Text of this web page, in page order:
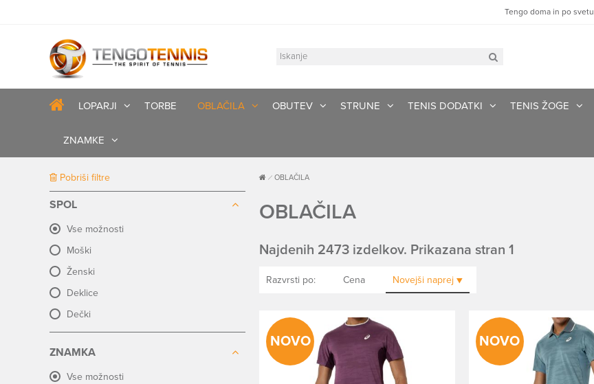
Tengo doma in po svetu
LOPARJI TORBE OBLAČILA OBUTEV STRUNE TENIS DODATKI TENIS ŽOGE
ZNAMKE
Pobriši filtre
SPOL
Vse možnosti
Moški
Ženski
Deklice
Dečki
ZNAMKA
Vse možnosti
OBLAČILA
OBLAČILA
Najdenih 2473 izdelkov. Prikazana stran 1
Razvrsti po: Cena Novejši naprej
NOVO NOVO